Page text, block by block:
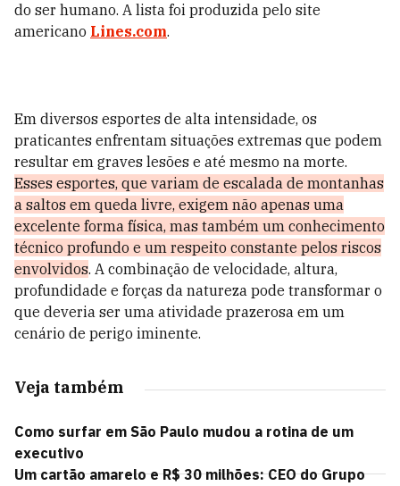
do ser humano. A lista foi produzida pelo site
americano Lines.com.
Em diversos esportes de alta intensidade, os
praticantes enfrentam situações extremas que podem
resultar em graves lesões e até mesmo na morte.
Esses esportes, que variam de escalada de montanhas
a saltos em queda livre, exigem não apenas uma
excelente forma física, mas também um conhecimento
técnico profundo e um respeito constante pelos riscos
envolvidos. A combinação de velocidade, altura,
profundidade e forças da natureza pode transformar o
que deveria ser uma atividade prazerosa em um
cenário de perigo iminente.
Veja também
Como surfar em São Paulo mudou a rotina de um
executivo
Um cartão amarelo e R$ 30 milhões: CEO do Grupo